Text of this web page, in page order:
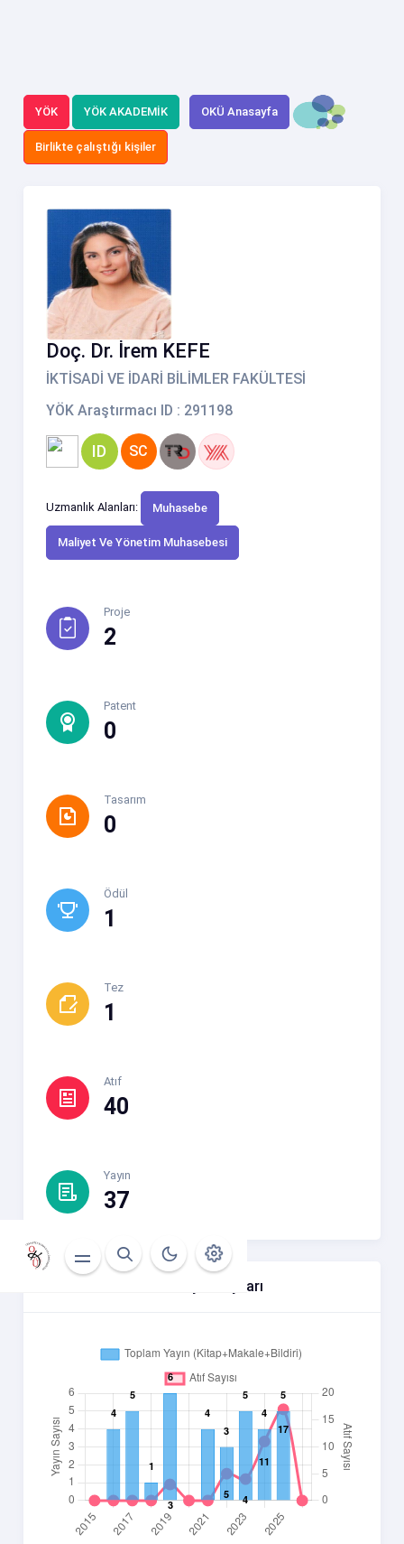
YÖK YÖK AKADEMİK OKÜ Anasayfa
Birlikte çalıştığı kişiler
Doç. Dr. İrem KEFE
İKTİSADİ VE İDARİ BİLİMLER FAKÜLTESİ
YÖK Araştırmacı ID : 291198
ID SC
Uzmanlık Alanları: Muhasebe
Maliyet Ve Yönetim Muhasebesi
Proje
2
Patent
0
Tasarım
0
Ödül
1
Tez
1
Atıf
40
Yayın
37
Yıllara Göre Atıf Ve Yayın Sayıları